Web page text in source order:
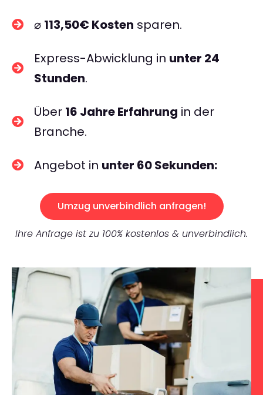
⌀ 113,50€ Kosten sparen.
Express-Abwicklung in unter 24
Stunden.
Über 16 Jahre Erfahrung in der
Branche.
Angebot in unter 60 Sekunden:
Umzug unverbindlich anfragen!
Ihre Anfrage ist zu 100% kostenlos & unverbindlich.